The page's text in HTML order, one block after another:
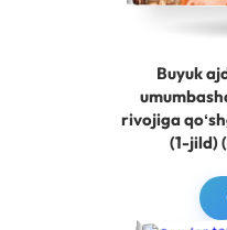
Buyuk
rivojiga
(1-jild)